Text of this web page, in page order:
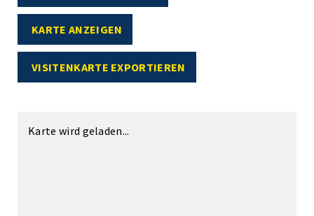
KARTE ANZEIGEN
VISITENKARTE EXPORTIEREN
Karte wird geladen...